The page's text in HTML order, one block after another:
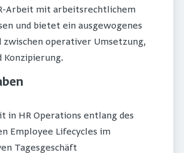
Arbeit mit arbeitsrechtlichem
und bietet ein ausgewogenes
zwischen operativer Umsetzung,
Konzipierung.
in HR Operations entlang des
Employee Lifecycles im
Tagesgeschäft